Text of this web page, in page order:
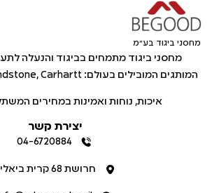
מחסני ביגוד בע"מ
מחסני ביגוד מתמחים בביגוד והנעלה
המותגים המובילים בעולם: Redback, Blundstone, Carhartt ועוד.
איכות, נוחות ואמינות במחירים
יצירת קשר
04-6720884
חרושת 68 קרית ביאליק